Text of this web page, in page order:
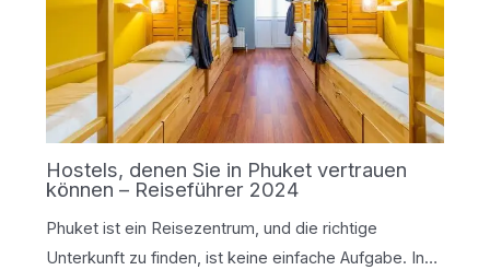
Hostels, denen Sie in Phuket vertrauen
können – Reiseführer 2024
Phuket ist ein Reisezentrum, und die richtige
Unterkunft zu finden, ist keine einfache Aufgabe. In…